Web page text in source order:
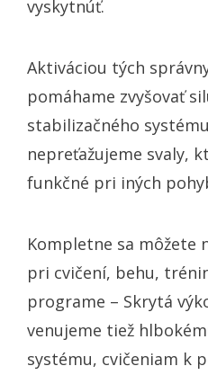
vyskytnúť.
Aktiváciou tých
pomáhame zvyšovať
stabilizačného
nepreťažujeme svaly,
funkčné pri iných
Kompletne sa môžete
pri cvičení, behu,
programe – Skrytá
venujeme tiež
systému, cvičeniam k